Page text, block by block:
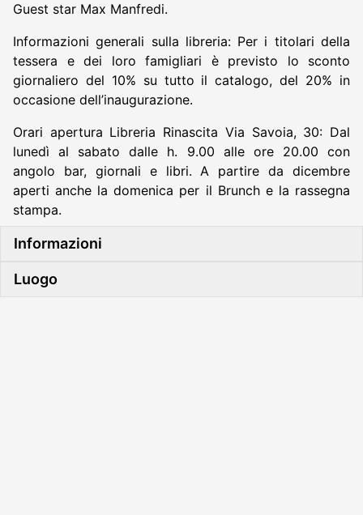
Guest star Max Manfredi.
Informazioni generali sulla libreria: Per i titolari della
tessera e dei loro famigliari è previsto lo sconto
giornaliero del 10% su tutto il catalogo, del 20% in
occasione dell’inaugurazione.
Orari apertura Libreria Rinascita Via Savoia, 30: Dal
lunedì al sabato dalle h. 9.00 alle ore 20.00 con
angolo bar, giornali e libri. A partire da dicembre
aperti anche la domenica per il Brunch e la rassegna
stampa.
Informazioni
Luogo